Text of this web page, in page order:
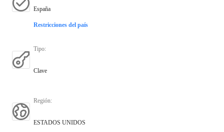
España
Restricciones del país
Tipo:
Clave
Región:
ESTADOS UNIDOS